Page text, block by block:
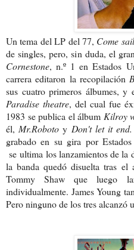
Un tema del LP del 77, Come sail
de singles, pero, sin duda, el
Cornestone, n.º 1 en Estados
carrera editaron la recopilación
sus cuatro primeros álbumes,
Paradise theatre, del cual fue
1983 se publica el álbum Kilroy
él, Mr.Robotoy Don't let it end.
grabado en su gira por
se ultima los lanzamientos de la
la banda quedó disuelta tras el
Tommy Shaw que luego
individualmente. James Young
Pero ninguno de los tres alcanzó